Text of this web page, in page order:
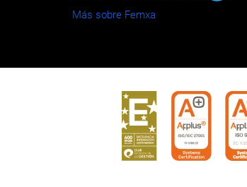
Más sobre Femxa